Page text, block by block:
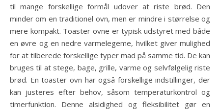
til mange forskellige formål udover at riste brød. Den
minder om en traditionel ovn, men er mindre i størrelse og
mere kompakt. Toaster ovne er typisk udstyret med både
en øvre og en nedre varmelegeme, hvilket giver mulighed
for at tilberede forskellige typer mad på samme tid. De kan
bruges til at stege, bage, grille, varme og selvfølgelig riste
brød. En toaster ovn har også forskellige indstillinger, der
kan justeres efter behov, såsom temperaturkontrol og
timerfunktion. Denne alsidighed og fleksibilitet gør en